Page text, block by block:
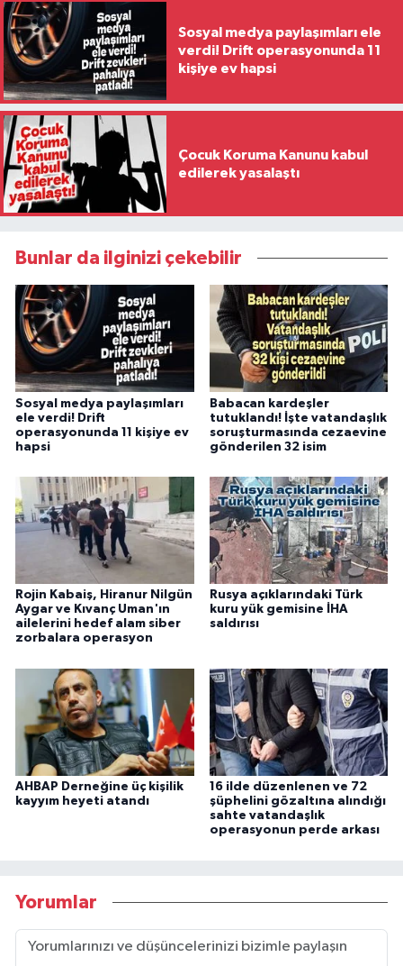
Sosyal medya paylaşımları ele
verdi! Drift operasyonunda 11
kişiye ev hapsi
Çocuk Koruma Kanunu kabul
edilerek yasalaştı
Bunlar da ilginizi çekebilir
Sosyal medya paylaşımları
ele verdi! Drift
operasyonunda 11 kişiye ev
hapsi
Babacan kardeşler
tutuklandı! İşte vatandaşlık
soruşturmasında cezaevine
gönderilen 32 isim
Rojin Kabaiş, Hiranur Nilgün
Aygar ve Kıvanç Uman'ın
ailelerini hedef alam siber
zorbalara operasyon
Rusya açıklarındaki Türk
kuru yük gemisine İHA
saldırısı
AHBAP Derneğine üç kişilik
kayyım heyeti atandı
16 ilde düzenlenen ve 72
şüphelini gözaltına alındığı
sahte vatandaşlık
operasyonun perde arkası
Yorumlar